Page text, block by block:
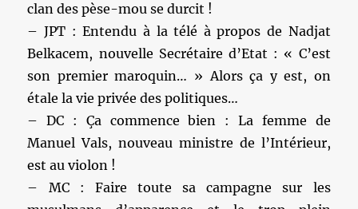
clan des pèse-mou se durcit !
– JPT : Entendu à la télé à propos de Nadjat
Belkacem, nouvelle Secrétaire d’Etat : « C’est
son premier maroquin… » Alors ça y est, on
étale la vie privée des politiques…
– DC : Ça commence bien : La femme de
Manuel Vals, nouveau ministre de l’Intérieur,
est au violon !
– MC : Faire toute sa campagne sur les